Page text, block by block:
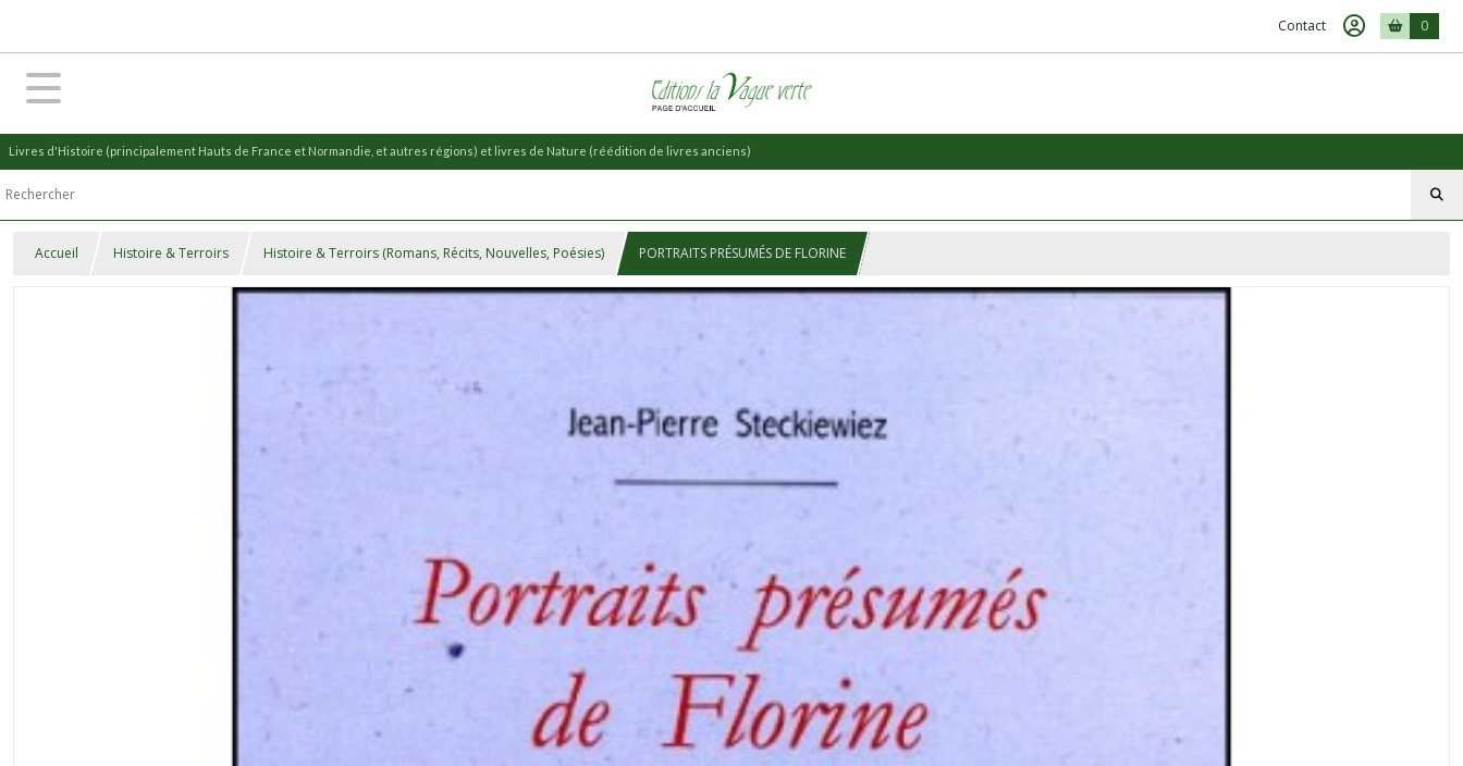
Contact 0
Livres d'Histoire (principalement Hauts de France et Normandie, et autres régions) et livres de Nature (réédition de livres anciens)
Accueil Histoire & Terroirs Histoire & Terroirs (Romans, Récits, Nouvelles, Poésies) PORTRAITS PRÉSUMÉS DE FLORINE